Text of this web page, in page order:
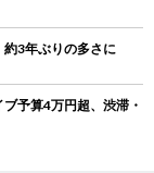
3年ぶりの多さに
予算4万円超、渋滞・